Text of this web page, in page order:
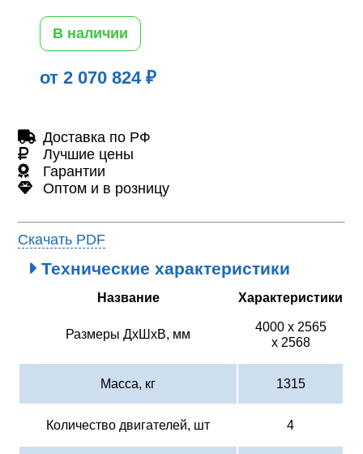
В наличии
от 2 070 824 ₽
Доставка по РФ
Лучшие цены
Гарантии
Оптом и в розницу
Скачать PDF
Технические характеристики
Название Характеристики
Размеры ДхШхВ, мм
4000 х 2565
х 2568
Масса, кг 1315
Количество двигателей, шт 4